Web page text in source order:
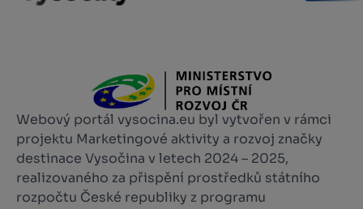
Webový portál vysocina.eu byl vytvořen v rámci
projektu Marketingové aktivity a rozvoj značky
destinace Vysočina v letech 2024 – 2025,
realizovaného za přispění prostředků státního
rozpočtu České republiky z programu